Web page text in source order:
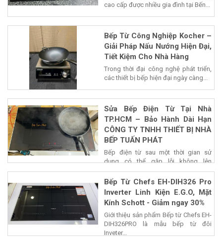
cao cấp được nhiều gia đình tại Bến...
Bếp Từ Công Nghiệp Kocher –
Giải Pháp Nấu Nướng Hiện Đại,
Tiết Kiệm Cho Nhà Hàng
Trong thời đại công nghệ phát triển,
các thiết bị bếp hiện đại ngày càng...
Sửa Bếp Điện Từ Tại Nhà
TP.HCM – Bảo Hành Dài Hạn
CÔNG TY TNHH THIẾT BỊ NHÀ
BẾP TUẤN PHÁT
Bếp điện từ sau một thời gian sử
dụng có thể gặp lỗi không lên
nguồn,...
Bếp Từ Chefs EH-DIH326 Pro
Inverter Linh Kiện E.G.O, Mặt
Kính Schott - Giảm ngay 30%
Giới thiệu sản phẩm Bếp từ Chefs EH-
DIH326PRO là mẫu bếp từ đôi
Inveter...